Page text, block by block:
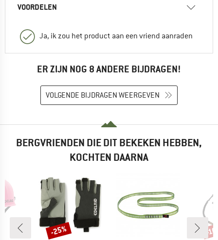
VOORDELEN
Ja, ik zou het product aan een vriend aanraden
ER ZIJN NOG 8 ANDERE BIJDRAGEN!
VOLGENDE BIJDRAGEN WEERGEVEN
BERGVRIENDEN DIE DIT BEKEKEN HEBBEN,
KOCHTEN DAARNA
Korting
-25% -